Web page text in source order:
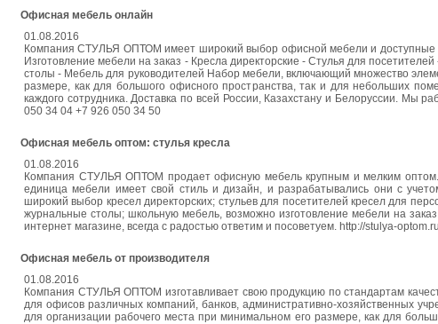
Офисная мебель онлайн
01.08.2016
Компания СТУЛЬЯ ОПТОМ имеет широкий выбор офисной мебели и
Изготовление мебели на заказ - Кресла директорские - Стулья для
столы - Мебель для руководителей Набор мебели, включающий множество
размере, как для большого офисного пространства, так и для небольших
каждого сотрудника. Доставка по всей России, Казахстану и Белоруссии. Мы
050 34 04 +7 926 050 34 50
Офисная мебель оптом: стулья кресла
01.08.2016
Компания СТУЛЬЯ ОПТОМ продает офисную мебель крупным и мелким
единица мебели имеет свой стиль и дизайн, и разрабатывались они с
широкий выбор кресел директорских; стульев для посетителей кресел для
журнальные столы; школьную мебель, возможно изготовление мебели на
интернет магазине, всегда с радостью ответим и посоветуем. http://stulya-
Офисная мебель от производителя
01.08.2016
Компания СТУЛЬЯ ОПТОМ изготавливает свою продукцию по стандартам
для офисов различных компаний, банков, административно-хозяйственных
для организации рабочего места при минимальном его размере, как для